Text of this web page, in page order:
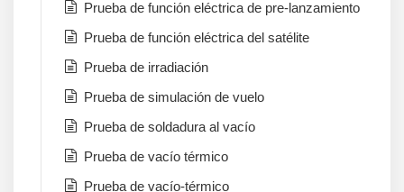
Prueba de función eléctrica de pre-lanzamiento
Prueba de función eléctrica del satélite
Prueba de irradiación
Prueba de simulación de vuelo
Prueba de soldadura al vacío
Prueba de vacío térmico
Prueba de vacío-térmico